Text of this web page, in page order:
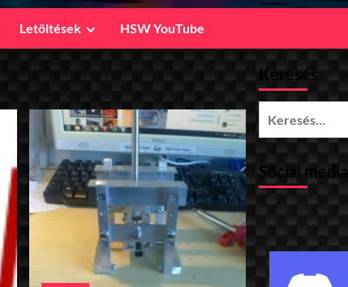
Letöltések HSW YouTube
Keresés
Social media